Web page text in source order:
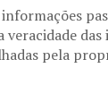
informações
veracidade
pela